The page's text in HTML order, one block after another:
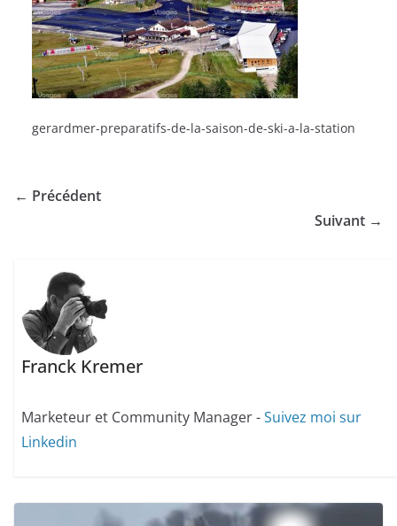
gerardmer-preparatifs-de-la-saison-de-ski-a-la-station
← Précédent
Suivant →
Franck Kremer
Marketeur et Community Manager -Suivez moi sur
Linkedin